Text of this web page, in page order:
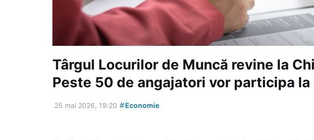
Târgul Locurilor de Muncă revine la
Peste 50 de angajatori vor participa
25 mai 2026, 19:20 #Economie